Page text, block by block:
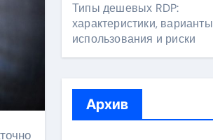
Типы дешевых RDP:
характеристики, варианты
использования и риски
Архив